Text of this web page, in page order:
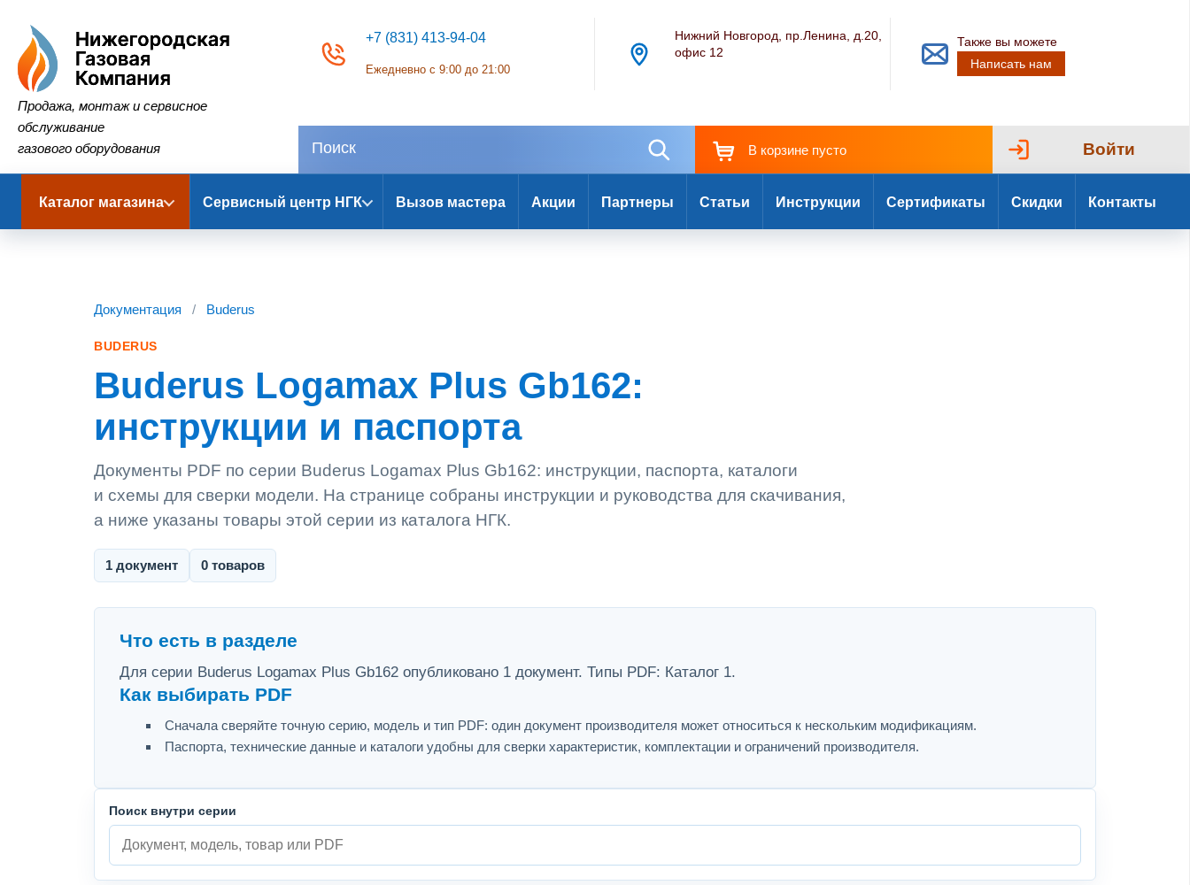
Нижегородская Газовая Компания
Продажа, монтаж и сервисное
обслуживание
газового оборудования
+7 (831) 413-94-04
Ежедневно с 9:00 до 21:00
Нижний Новгород, пр.Ленина, д.20,
офис 12
Также вы можете
Написать нам
В корзине пусто Войти
Каталог магазина Сервисный центр НГК Вызов мастера Акции Партнеры Статьи Инструкции Сертификаты Скидки Контакты
Документация / Buderus
BUDERUS
Buderus Logamax Plus Gb162:
инструкции и паспорта
Документы PDF по серии Buderus Logamax Plus Gb162: инструкции, паспорта, каталоги
и схемы для сверки модели. На странице собраны инструкции и руководства для скачивания,
а ниже указаны товары этой серии из каталога НГК.
1 документ 0 товаров
Что есть в разделе
Для серии Buderus Logamax Plus Gb162 опубликовано 1 документ. Типы PDF: Каталог 1.
Как выбирать PDF
Сначала сверяйте точную серию, модель и тип PDF: один документ производителя может относиться к нескольким модификациям.
Паспорта, технические данные и каталоги удобны для сверки характеристик, комплектации и ограничений производителя.
Поиск внутри серии